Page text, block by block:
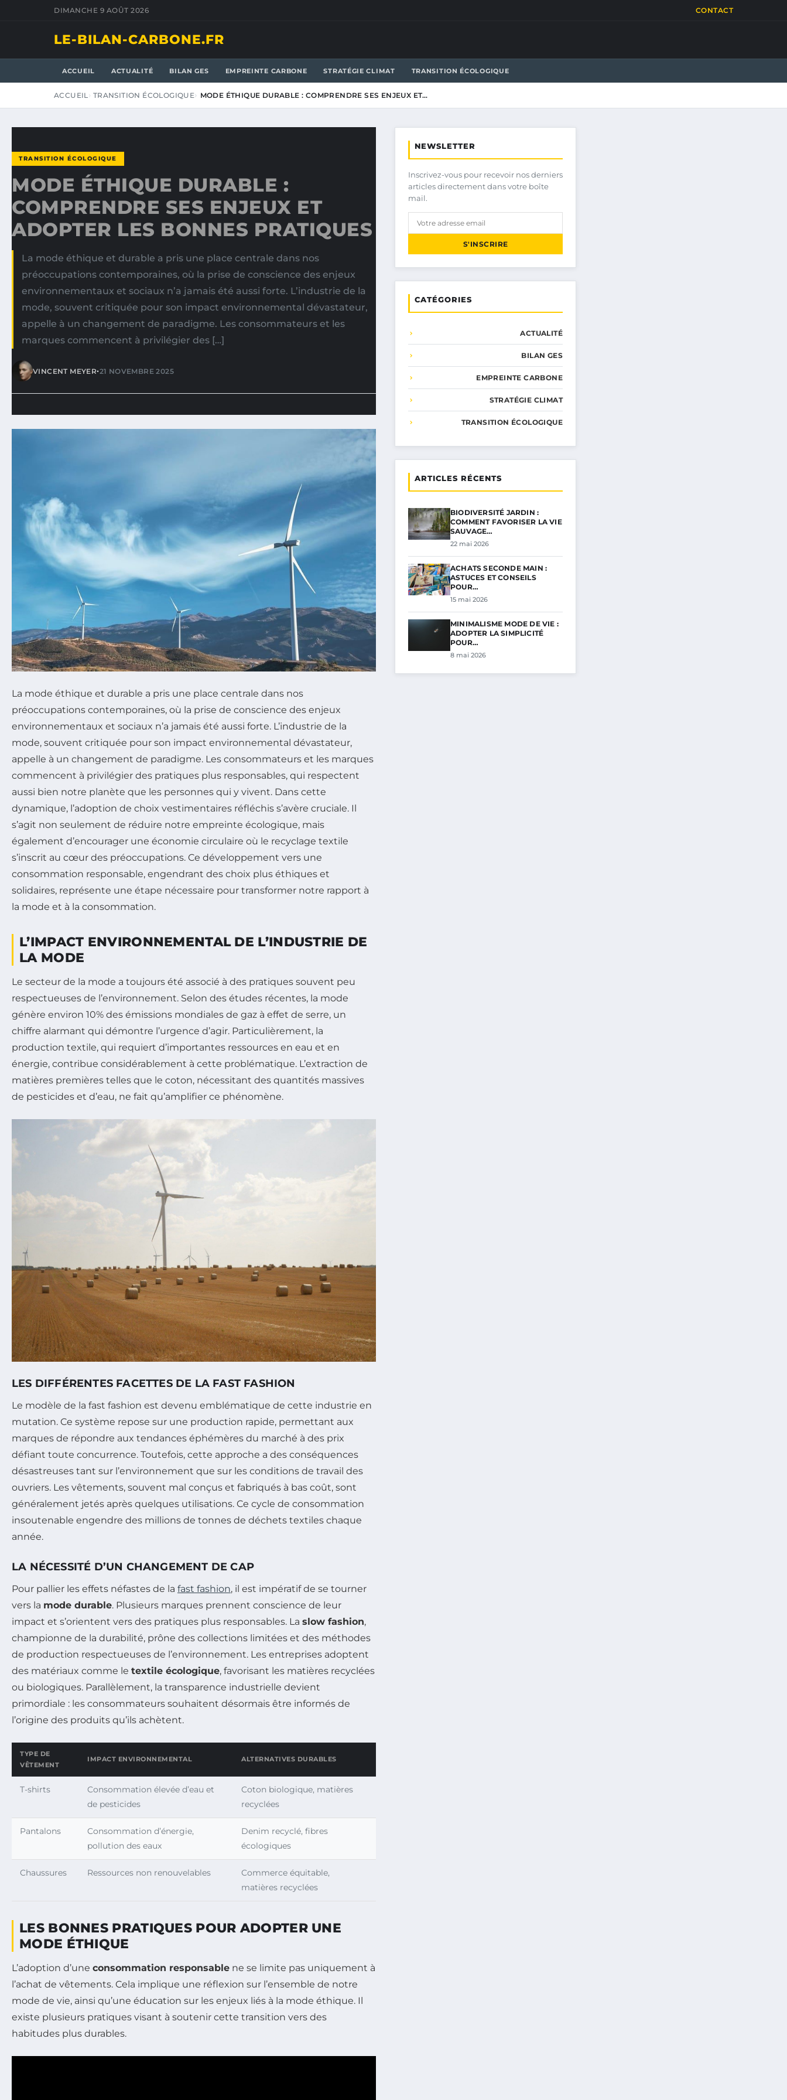
DIMANCHE 9 AOÛT 2026 CONTACT
LE-BILAN-CARBONE.FR
ACCUEIL ACTUALITÉ BILAN GES EMPREINTE CARBONE STRATÉGIE CLIMAT TRANSITION ÉCOLOGIQUE
ACCUEIL TRANSITION ÉCOLOGIQUE MODE ÉTHIQUE DURABLE : COMPRENDRE SES ENJEUX ET…
TRANSITION ÉCOLOGIQUE
MODE ÉTHIQUE DURABLE :
COMPRENDRE SES ENJEUX ET
ADOPTER LES BONNES PRATIQUES
La mode éthique et durable a pris une place centrale dans nos
préoccupations contemporaines, où la prise de conscience des enjeux
environnementaux et sociaux n’a jamais été aussi forte. L’industrie de la
mode, souvent critiquée pour son impact environnemental dévastateur,
appelle à un changement de paradigme. Les consommateurs et les
marques commencent à privilégier des […]
VINCENT MEYER•21 NOVEMBRE 2025
La mode éthique et durable a pris une place centrale dans nos
préoccupations contemporaines, où la prise de conscience des enjeux
environnementaux et sociaux n’a jamais été aussi forte. L’industrie de la
mode, souvent critiquée pour son impact environnemental dévastateur,
appelle à un changement de paradigme. Les consommateurs et les marques
commencent à privilégier des pratiques plus responsables, qui respectent
aussi bien notre planète que les personnes qui y vivent. Dans cette
dynamique, l’adoption de choix vestimentaires réfléchis s’avère cruciale. Il
s’agit non seulement de réduire notre empreinte écologique, mais
également d’encourager une économie circulaire où le recyclage textile
s’inscrit au cœur des préoccupations. Ce développement vers une
consommation responsable, engendrant des choix plus éthiques et
solidaires, représente une étape nécessaire pour transformer notre rapport à
la mode et à la consommation.
L’IMPACT ENVIRONNEMENTAL DE L’INDUSTRIE DE
LA MODE
Le secteur de la mode a toujours été associé à des pratiques souvent peu
respectueuses de l’environnement. Selon des études récentes, la mode
génère environ 10% des émissions mondiales de gaz à effet de serre, un
chiffre alarmant qui démontre l’urgence d’agir. Particulièrement, la
production textile, qui requiert d’importantes ressources en eau et en
énergie, contribue considérablement à cette problématique. L’extraction de
matières premières telles que le coton, nécessitant des quantités massives
de pesticides et d’eau, ne fait qu’amplifier ce phénomène.
LES DIFFÉRENTES FACETTES DE LA FAST FASHION
Le modèle de la fast fashion est devenu emblématique de cette industrie en
mutation. Ce système repose sur une production rapide, permettant aux
marques de répondre aux tendances éphémères du marché à des prix
défiant toute concurrence. Toutefois, cette approche a des conséquences
désastreuses tant sur l’environnement que sur les conditions de travail des
ouvriers. Les vêtements, souvent mal conçus et fabriqués à bas coût, sont
généralement jetés après quelques utilisations. Ce cycle de consommation
insoutenable engendre des millions de tonnes de déchets textiles chaque
année.
LA NÉCESSITÉ D’UN CHANGEMENT DE CAP
Pour pallier les effets néfastes de la fast fashion, il est impératif de se tourner
vers la mode durable. Plusieurs marques prennent conscience de leur
impact et s’orientent vers des pratiques plus responsables. La slow fashion,
championne de la durabilité, prône des collections limitées et des méthodes
de production respectueuses de l’environnement. Les entreprises adoptent
des matériaux comme le textile écologique, favorisant les matières recyclées
ou biologiques. Parallèlement, la transparence industrielle devient
primordiale : les consommateurs souhaitent désormais être informés de
l’origine des produits qu’ils achètent.
TYPE DE
VÊTEMENT
IMPACT ENVIRONNEMENTAL ALTERNATIVES DURABLES
T-shirts
Consommation élevée d’eau et
de pesticides
Coton biologique, matières
recyclées
Pantalons
Consommation d’énergie,
pollution des eaux
Denim recyclé, fibres
écologiques
Chaussures Ressources non renouvelables
Commerce équitable,
matières recyclées
LES BONNES PRATIQUES POUR ADOPTER UNE
MODE ÉTHIQUE
L’adoption d’une consommation responsable ne se limite pas uniquement à
l’achat de vêtements. Cela implique une réflexion sur l’ensemble de notre
mode de vie, ainsi qu’une éducation sur les enjeux liés à la mode éthique. Il
existe plusieurs pratiques visant à soutenir cette transition vers des
habitudes plus durables.
NEWSLETTER
Inscrivez-vous pour recevoir nos derniers
articles directement dans votre boîte
mail.
S'INSCRIRE
CATÉGORIES
ACTUALITÉ
BILAN GES
EMPREINTE CARBONE
STRATÉGIE CLIMAT
TRANSITION ÉCOLOGIQUE
ARTICLES RÉCENTS
BIODIVERSITÉ JARDIN :
COMMENT FAVORISER LA VIE
SAUVAGE…
22 mai 2026
ACHATS SECONDE MAIN :
ASTUCES ET CONSEILS
POUR…
15 mai 2026
MINIMALISME MODE DE VIE :
ADOPTER LA SIMPLICITÉ
POUR…
8 mai 2026